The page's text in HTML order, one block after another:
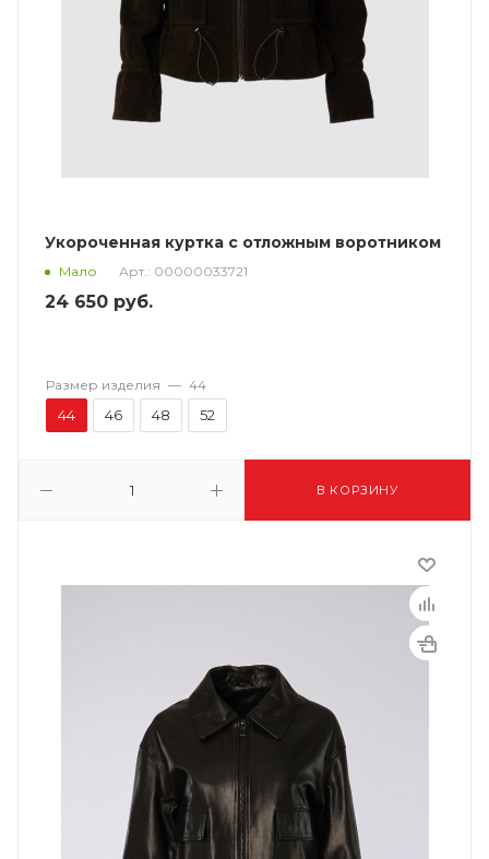
Укороченная куртка с отложным воротником
Мало Арт.: 00000033721
24 650 руб.
В КОРЗИНУ
Размер изделия — 44
44 46 48 52